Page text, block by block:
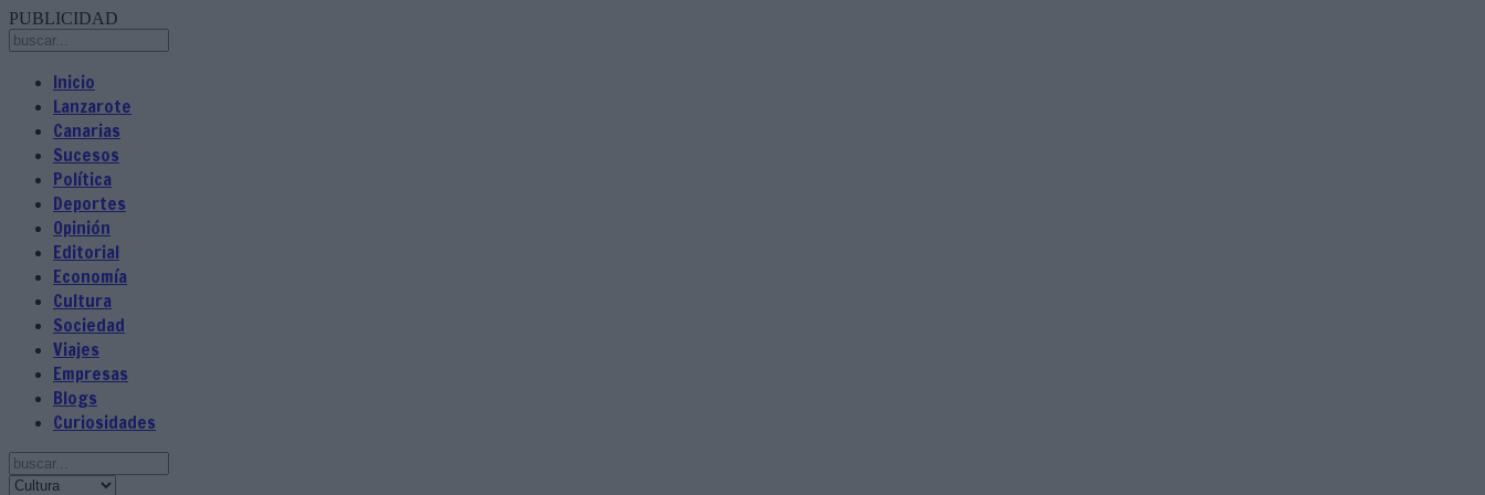
PUBLICIDAD
Inicio
Lanzarote
Canarias
Sucesos
Política
Deportes
Opinión
Editorial
Economía
Cultura
Sociedad
Viajes
Empresas
Blogs
Curiosidades